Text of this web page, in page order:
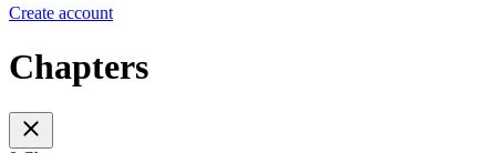
Create account
Chapters